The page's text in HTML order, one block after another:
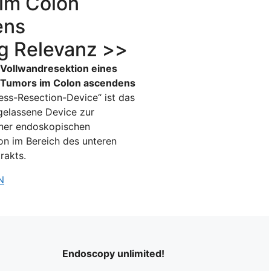
Relevanz >>
eines
im Colon ascendens
Resection-Device“ ist das
Device zur
endoskopischen
im Bereich des unteren
Endoscopy unlimited!